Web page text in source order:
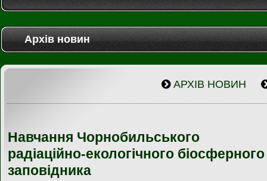
Архів новин
АРХІВ НОВИН
Навчання Чорнобильського
радіаційно-екологічного біосферного
заповідника